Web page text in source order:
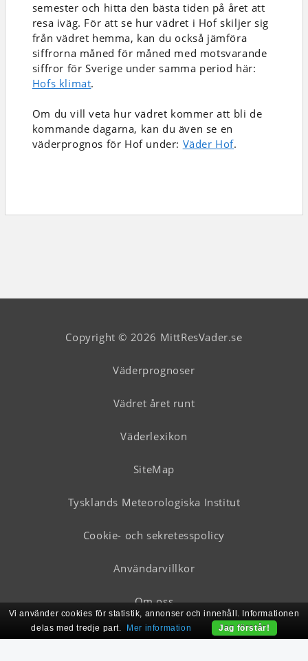
semester och hitta den bästa tiden på året att
resa iväg. För att se hur vädret i Hof skiljer sig
från vädret hemma, kan du också jämföra
siffrorna måned för måned med motsvarande
siffror för Sverige under samma period här:
Hofs klimat.
Om du vill veta hur vädret kommer att bli de
kommande dagarna, kan du även se en
väderprognos för Hof under: Väder Hof.
Copyright © 2026 MittResVader.se
Väderprognoser
Vädret året runt
Väderlexikon
SiteMap
Tysklands Meteorologiska Institut
Cookie- och sekretesspolicy
Användarvillkor
Om oss
Vi använder cookies för statistik, annonser och innehåll. Informationen
delas med tredje part.
Mer information Jag förstår!